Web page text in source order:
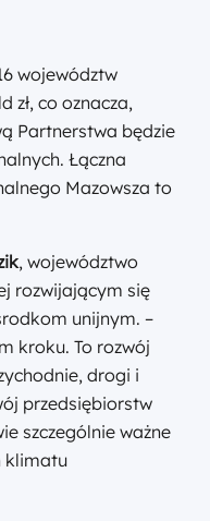
województw
zł, co oznacza,
Partnerstwa będzie
Łączna
Mazowsza to
, województwo
rozwijającym się
unijnym. –
kroku. To rozwój
drogi i
przedsiębiorstw
szczególnie ważne
klimatu